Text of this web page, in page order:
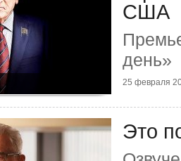
США
день»
25 февраля
Это